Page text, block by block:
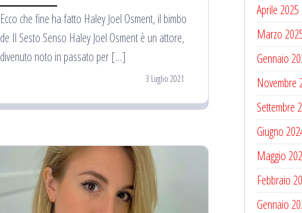
Ecco che fine ha fatto Haley Joel Osment, il bimbo
de Il Sesto Senso Haley Joel Osment è un attore,
divenuto noto in passato per […]
3 Luglio 2021
Aprile 2025
Marzo
Gennaio
Novembre
Settembre
Giugno
Maggio
Febbraio
Gennaio